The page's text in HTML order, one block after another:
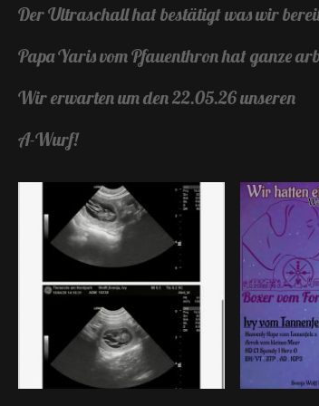
Der Ultraschall hat bestätigt was wir
Papa Yaris vom Pfauenthron hat ganze
Wir erwarten um den 22.05.26 unseren
A-Wurf!